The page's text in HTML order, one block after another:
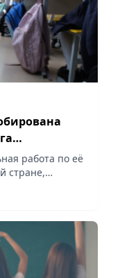
работа по её
стране,